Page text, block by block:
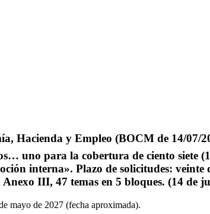
Hacienda y Empleo (BOCM de 14/07/
uno para la cobertura de ciento siete
interna». Plazo de solicitudes: veinte
III, 47 temas en 5 bloques. (14 de
mayo de 2027 (fecha aproximada).